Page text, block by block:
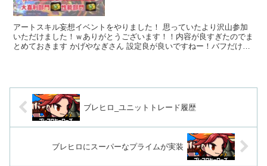
アートスキル妄想イベントをやりました！ 思っていたより沢山参加
いただけました！ｗありがとうございます！！内容が良すぎたのでま
とめておきます かげやなぎさん 設定良が良いですねー！バフだけな
ブレヒロ_ユニットトレード履歴
ブレヒロにスーパーなプライムが実装